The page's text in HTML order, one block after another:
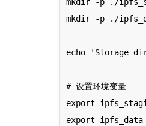
mkdir -p ./
echo 'Storage
# 设置环境变量
export
export